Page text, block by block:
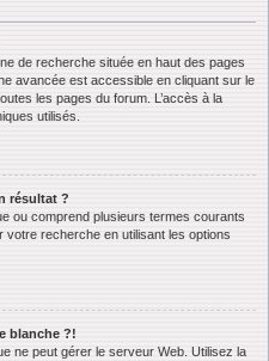
de recherche située en haut des pages
avancée est accessible en cliquant sur le
les pages du forum. L’accès à la
utilisés.
résultat ?
ou comprend plusieurs termes courants
votre recherche en utilisant les options
blanche ?!
ne peut gérer le serveur Web. Utilisez la